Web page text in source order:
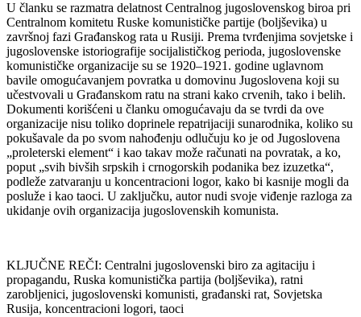
U članku se razmatra delatnost Centralnog jugoslovenskog biroa pri
Centralnom komitetu Ruske komunističke partije (boljševika) u
završnoj fazi Građanskog rata u Rusiji. Prema tvrđenjima sovjetske i
jugoslovenske istoriografije socijalističkog perioda, jugoslovenske
komunističke organizacije su se 1920–1921. godine uglavnom
bavile omogućavanjem povratka u domovinu Jugoslovena koji su
učestvovali u Građanskom ratu na strani kako crvenih, tako i belih.
Dokumenti korišćeni u članku omogućavaju da se tvrdi da ove
organizacije nisu toliko doprinele repatrijaciji sunarodnika, koliko su
pokušavale da po svom nahođenju odlučuju ko je od Jugoslovena
„proleterski element“ i kao takav može računati na povratak, a ko,
poput „svih bivših srpskih i crnogorskih podanika bez izuzetka“,
podleže zatvaranju u koncentracioni logor, kako bi kasnije mogli da
posluže i kao taoci. U zaključku, autor nudi svoje viđenje razloga za
ukidanje ovih organizacija jugoslovenskih komunista.
KLJUČNE REČI: Centralni jugoslovenski biro za agitaciju i
propagandu, Ruska komunistička partija (boljševika), ratni
zarobljenici, jugoslovenski komunisti, građanski rat, Sovjetska
Rusija, koncentracioni logori, taoci